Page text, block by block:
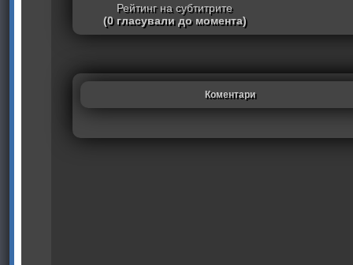
Рейтинг на субтитрите
(0 гласували до момента)
Коментари